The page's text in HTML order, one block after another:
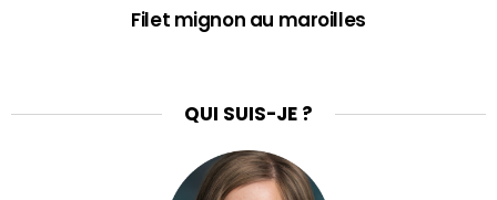
Filet mignon au maroilles
QUI SUIS-JE ?